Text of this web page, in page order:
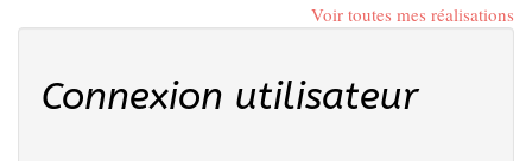
Voir toutes mes réalisations
Connexion utilisateur